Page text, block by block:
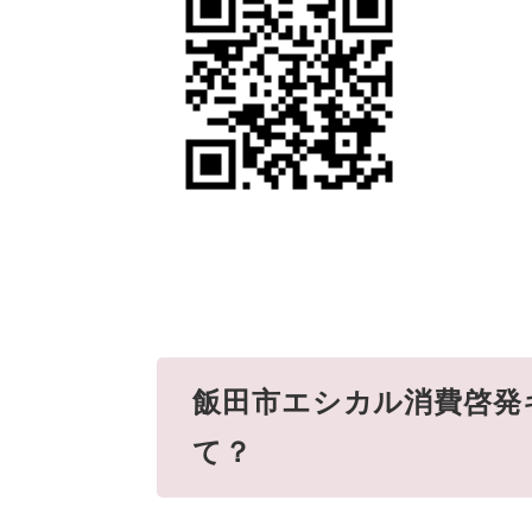
飯田市エシカル消費啓
て？